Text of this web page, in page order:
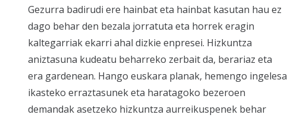
Gezurra badirudi ere hainbat eta hainbat kasutan hau ez
dago behar den bezala jorratuta eta horrek eragin
kaltegarriak ekarri ahal dizkie enpresei. Hizkuntza
aniztasuna kudeatu beharreko zerbait da, berariaz eta
era gardenean. Hango euskara planak, hemengo ingelesa
ikasteko erraztasunek eta haratagoko bezeroen
demandak asetzeko hizkuntza aurreikuspenek behar